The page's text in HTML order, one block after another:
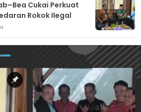
Cukai Perkuat
Rokok Ilegal